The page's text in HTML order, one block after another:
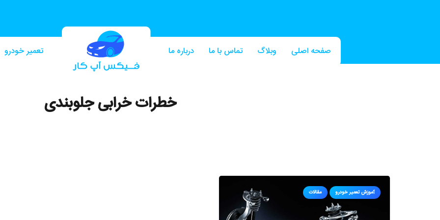
صفحه اصلی وبلاگ تماس با ما درباره ما تعمیر خودرو
خطرات خرابی جلوبندی
آموزش تعمیر خودرو مقالات